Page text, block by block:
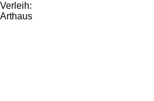
Verleih:
Arthaus